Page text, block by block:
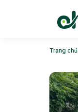
Trang chủ